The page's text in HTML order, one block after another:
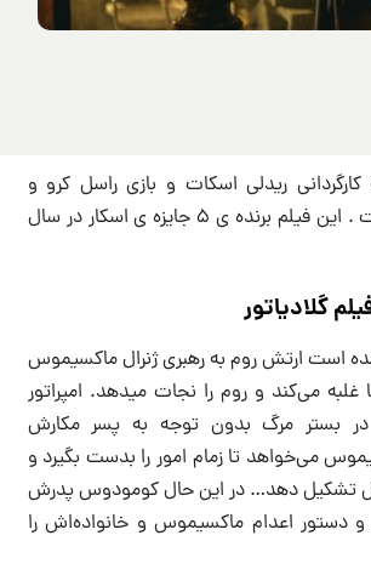
کارگردانی ریدلی اسکات و بازی راسل کرو و
واکین فینیکس است . این فیلم برنده ی ۵ جایزه ی اسکار در سال
گلادیاتور
است ارتش روم به رهبری ژنرال ماکسیموس
غلبه می‌کند و روم را نجات میدهد. امپراتور
در بستر مرگ بدون توجه به پسر مکارش
می‌خواهد تا زمام امور را بدست بگیرد و
تشکیل دهد… در این حال کومودوس پدرش
و دستور اعدام ماکسیموس و خانواده‌اش را